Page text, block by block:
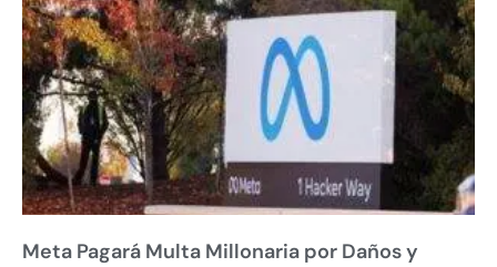
Meta Pagará Multa Millonaria por Daños y